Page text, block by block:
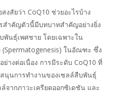
งสัยว่า CoQ10 ช่วยอะไรบ้าง
สำคัญตัวนี้มีบทบาทสำคัญอย่างยิ่ง
นธุ์เพศชาย โดยเฉพาะใน
(Spermatogenesis) ในอัณฑะ ซึ่ง
ย่างต่อเนื่อง การมีระดับ CoQ10 ที่
นุนการทำงานของเซลล์สืบพันธุ์
จากภาวะเครียดออกซิเดชัน และ